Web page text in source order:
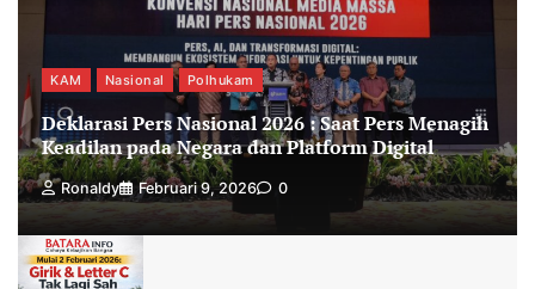
KAM Nasional Polhukam
Deklarasi Pers Nasional 2026 : Saat Pers Menagih
Keadilan pada Negara dan Platform Digital
Ronaldy Februari 9, 2026 0